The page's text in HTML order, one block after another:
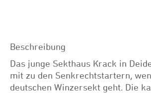
Beschreibung
Das junge Sekthaus Krack in
mit zu den Senkrechtstartern,
deutschen Winzersekt geht. Die